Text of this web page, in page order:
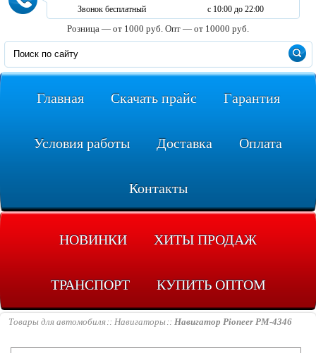
Звонок бесплатный с 10:00 до 22:00
Розница — от 1000 руб. Опт — от 10000 руб.
Главная Скачать прайс Гарантия
Условия работы Доставка Оплата
Контакты
НОВИНКИ ХИТЫ ПРОДАЖ
ТРАНСПОРТ КУПИТЬ ОПТОМ
Товары для автомобиля Навигаторы Навигатор Pioneer PM-4346